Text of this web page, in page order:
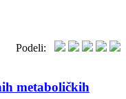
Podeli:
metaboličkih